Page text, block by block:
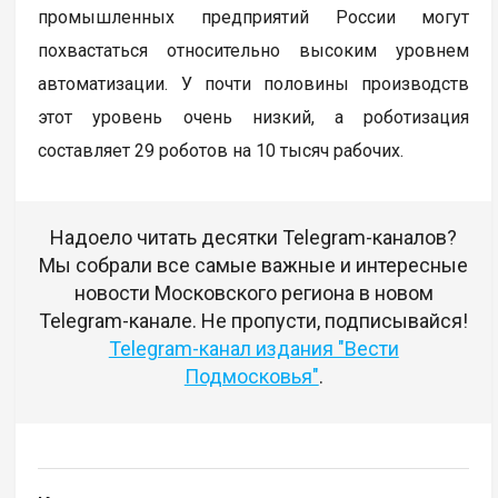
промышленных предприятий России могут
похвастаться относительно высоким уровнем
автоматизации. У почти половины производств
этот уровень очень низкий, а роботизация
составляет 29 роботов на 10 тысяч рабочих.
Надоело читать десятки Telegram-каналов?
Мы собрали все самые важные и интересные
новости Московского региона в новом
Telegram-канале. Не пропусти, подписывайся!
Telegram-канал издания "Вести
Подмосковья".